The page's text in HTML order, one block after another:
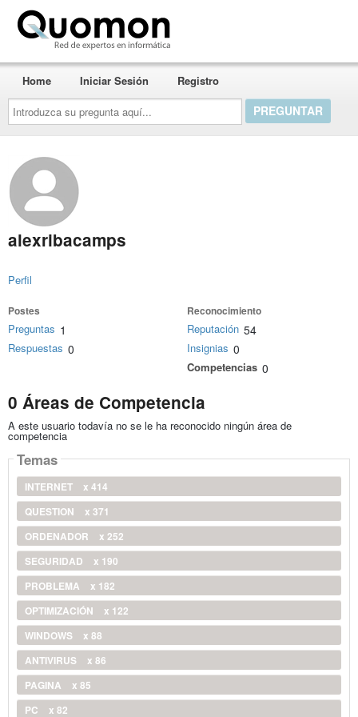
Introduzca
su
pregunta
aquí...
Home Iniciar Sesión Registro
alexribacamps
Perfil
Postes
Preguntas 1
Respuestas 0
Reconocimiento
Reputación 54
Insignias 0
Competencias 0
0 Áreas de Competencia
A este usuario todavía no se le ha reconocido ningún área de
competencia
Temas
INTERNET
x 414
QUESTION
x 371
ORDENADOR
x 252
SEGURIDAD
x 190
PROBLEMA
x 182
OPTIMIZACIÓN
x 122
WINDOWS
x 88
ANTIVIRUS
x 86
PAGINA
x 85
PC
x 82